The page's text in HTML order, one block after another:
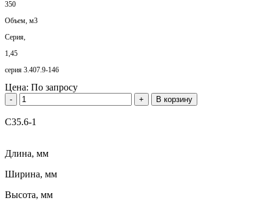
350
Объем, м3
Серия,
1,45
серия 3.407.9-146
Цена: По запросу
- + В корзину
С35.6-1
Длина, мм
Ширина, мм
Высота, мм